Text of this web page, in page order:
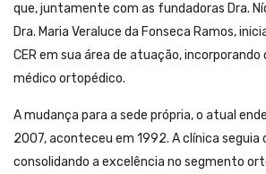
que, juntamente com as fundadoras Dra.
Dra. Maria Veraluce da Fonseca Ramos,
CER em sua área de atuação,
médico ortopédico.
A mudança para a sede própria, o atual
2007, aconteceu em 1992. A clínica seguia
consolidando a excelência no segmento